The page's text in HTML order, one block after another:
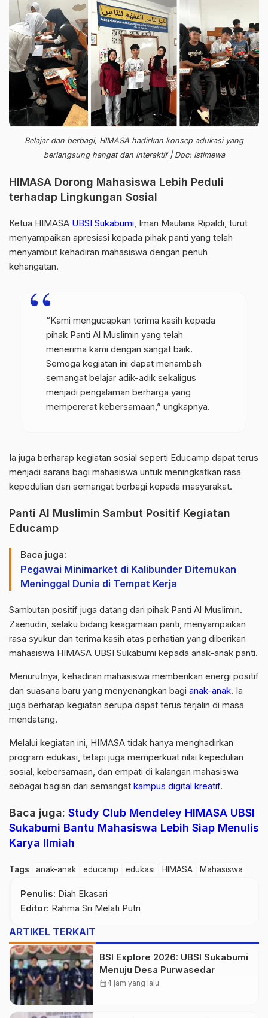
Belajar dan berbagi, HIMASA hadirkan konsep adukasi yang
berlangsung hangat dan interaktif | Doc: Istimewa
HIMASA Dorong Mahasiswa Lebih Peduli
terhadap Lingkungan Sosial
Ketua HIMASA UBSI Sukabumi, Iman Maulana Ripaldi, turut
menyampaikan apresiasi kepada pihak panti yang telah
menyambut kehadiran mahasiswa dengan penuh
kehangatan.
“Kami mengucapkan terima kasih kepada
pihak Panti Al Muslimin yang telah
menerima kami dengan sangat baik.
Semoga kegiatan ini dapat menambah
semangat belajar adik-adik sekaligus
menjadi pengalaman berharga yang
mempererat kebersamaan,” ungkapnya.
Ia juga berharap kegiatan sosial seperti Educamp dapat terus
menjadi sarana bagi mahasiswa untuk meningkatkan rasa
kepedulian dan semangat berbagi kepada masyarakat.
Panti Al Muslimin Sambut Positif Kegiatan
Educamp
Baca juga:
Pegawai Minimarket di Kalibunder Ditemukan
Meninggal Dunia di Tempat Kerja
Sambutan positif juga datang dari pihak Panti Al Muslimin.
Zaenudin, selaku bidang keagamaan panti, menyampaikan
rasa syukur dan terima kasih atas perhatian yang diberikan
mahasiswa HIMASA UBSI Sukabumi kepada anak-anak panti.
Menurutnya, kehadiran mahasiswa memberikan energi positif
dan suasana baru yang menyenangkan bagi anak-anak. Ia
juga berharap kegiatan serupa dapat terus terjalin di masa
mendatang.
Melalui kegiatan ini, HIMASA tidak hanya menghadirkan
program edukasi, tetapi juga memperkuat nilai kepedulian
sosial, kebersamaan, dan empati di kalangan mahasiswa
sebagai bagian dari semangat kampus digital kreatif.
Baca juga: Study Club Mendeley HIMASA UBSI
Sukabumi Bantu Mahasiswa Lebih Siap Menulis
Karya Ilmiah
Tags anak-anak educamp edukasi HIMASA Mahasiswa
Penulis: Diah Ekasari
Editor: Rahma Sri Melati Putri
ARTIKEL TERKAIT
BSI Explore 2026: UBSI Sukabumi
Menuju Desa Purwasedar
calendar_month4 jam yang lalu